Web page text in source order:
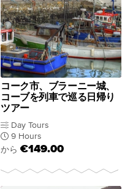
コーク市、ブラーニー城、
コーブを列車で巡る日帰り
ツアー
Day Tours
9 Hours
から €149.00